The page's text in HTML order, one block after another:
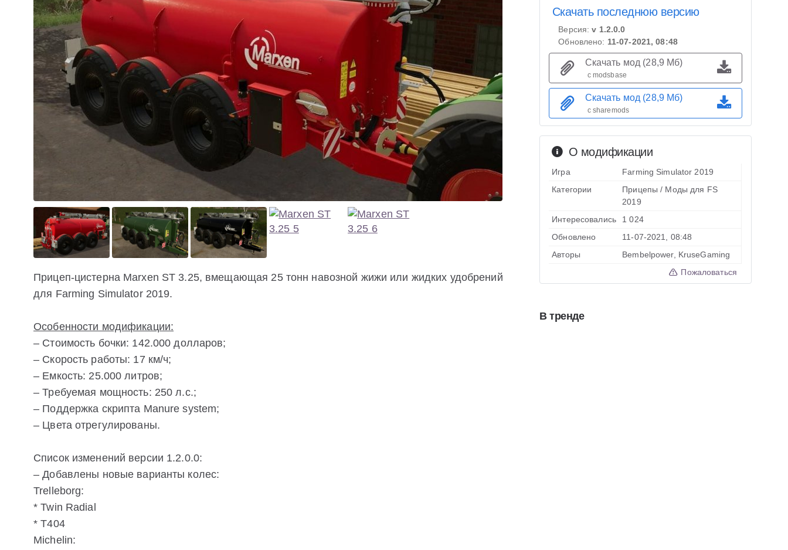
Прицеп-цистерна Marxen ST 3.25, вмещающая 25 тонн навозной жижи или жидких удобрений
для Farming Simulator 2019.
Особенности модификации:
– Стоимость бочки: 142.000 долларов;
– Скорость работы: 17 км/ч;
– Емкость: 25.000 литров;
– Требуемая мощность: 250 л.с.;
– Поддержка скрипта Manure system;
– Цвета отрегулированы.
Список изменений версии 1.2.0.0:
– Добавлены новые варианты колес:
Trelleborg:
* Twin Radial
* T404
Michelin:
О модификации
Игра
Farming Simulator 2019
Категории
Прицепы / Моды для FS
2019
Интересовались
1 024
Обновлено
11-07-2021, 08:48
Авторы
Bembelpower, KruseGaming
Пожаловаться
Скачать последнюю версию
Версия:v 1.2.0.0
Обновлено: 11-07-2021, 08:48
Скачать мод (28,9 Мб)
с modsbase
Скачать мод (28,9 Мб)
с sharemods
В тренде